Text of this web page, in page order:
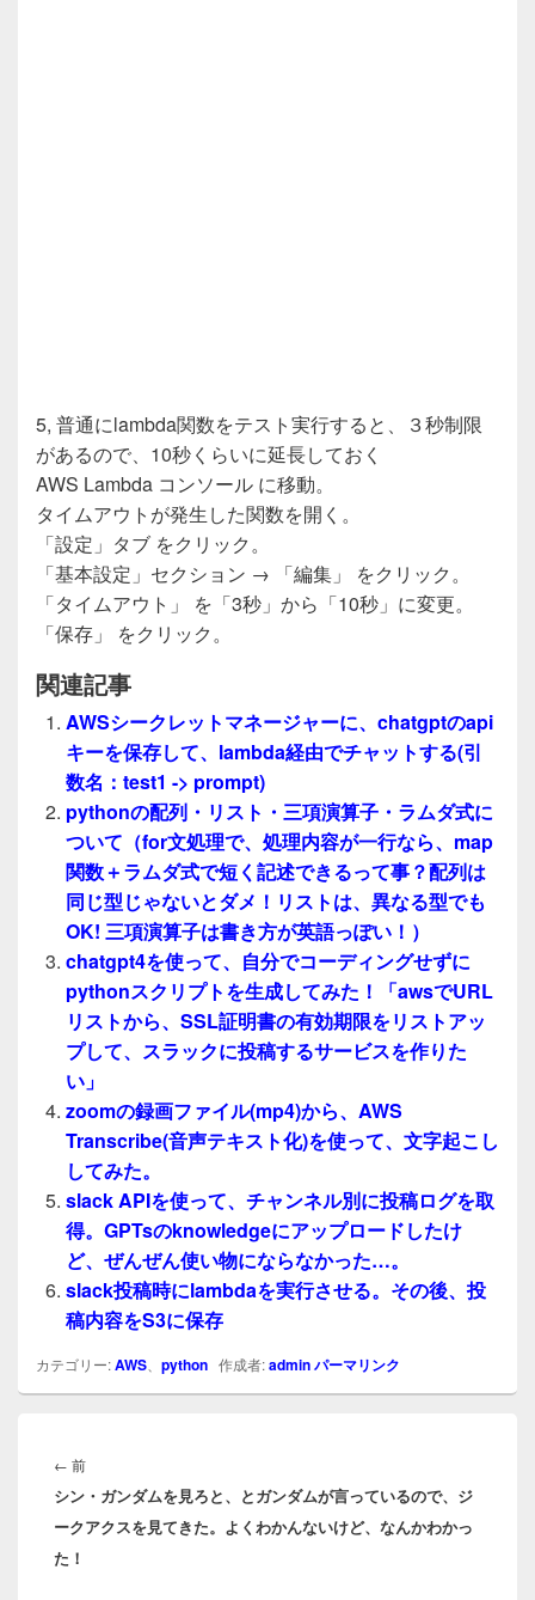
5, 普通にlambda関数をテスト実行すると、３秒制限
があるので、10秒くらいに延長しておく
AWS Lambda コンソール に移動。
タイムアウトが発生した関数を開く。
「設定」タブ をクリック。
「基本設定」セクション → 「編集」 をクリック。
「タイムアウト」 を「3秒」から「10秒」に変更。
「保存」 をクリック。
関連記事
AWSシークレットマネージャーに、chatgptのapi
キーを保存して、lambda経由でチャットする(引
数名：test1 -> prompt)
pythonの配列・リスト・三項演算子・ラムダ式に
ついて（for文処理で、処理内容が一行なら、map
関数＋ラムダ式で短く記述できるって事？配列は
同じ型じゃないとダメ！リストは、異なる型でも
OK! 三項演算子は書き方が英語っぽい！）
chatgpt4を使って、自分でコーディングせずに
pythonスクリプトを生成してみた！「awsでURL
リストから、SSL証明書の有効期限をリストアッ
プして、スラックに投稿するサービスを作りた
い」
zoomの録画ファイル(mp4)から、AWS
Transcribe(音声テキスト化)を使って、文字起こし
してみた。
slack APIを使って、チャンネル別に投稿ログを取
得。GPTsのknowledgeにアップロードしたけ
ど、ぜんぜん使い物にならなかった…。
slack投稿時にlambdaを実行させる。その後、投
稿内容をS3に保存
カテゴリー:AWS python 作成者:adminパーマリンク
稿
ナ
ゲ
ー
← 前前
の
投
シン・ガンダムを見ろと、とガンダムが言っているので、ジ
ークアクスを見てきた。よくわかんないけど、なんかわかっ
た！